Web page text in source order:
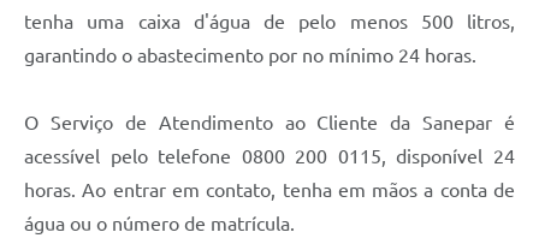
Galeria de Vídeos
Projetos
Logo Prefeitura de São Mateus do Sul
Links
tenha uma caixa d'água de pelo menos 500 litros,
garantindo o abastecimento por no mínimo 24 horas.
O Serviço de Atendimento ao Cliente da Sanepar é
acessível pelo telefone 0800 200 0115, disponível 24
horas. Ao entrar em contato, tenha em mãos a conta de
água ou o número de matrícula.